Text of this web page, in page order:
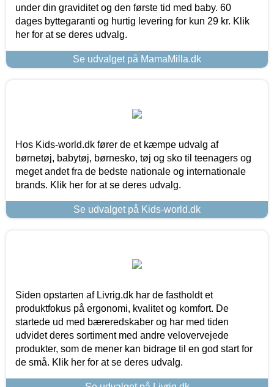
under din graviditet og den første tid med baby. 60
dages byttegaranti og hurtig levering for kun 29 kr. Klik
her for at se deres udvalg.
Se udvalget på MamaMilla.dk
Hos Kids-world.dk fører de et kæmpe udvalg af
børnetøj, babytøj, børnesko, tøj og sko til teenagers og
meget andet fra de bedste nationale og internationale
brands. Klik her for at se deres udvalg.
Se udvalget på Kids-world.dk
Siden opstarten af Livrig.dk har de fastholdt et
produktfokus på ergonomi, kvalitet og komfort. De
startede ud med bæreredskaber og har med tiden
udvidet deres sortiment med andre velovervejede
produkter, som de mener kan bidrage til en god start for
de små. Klik her for at se deres udvalg.